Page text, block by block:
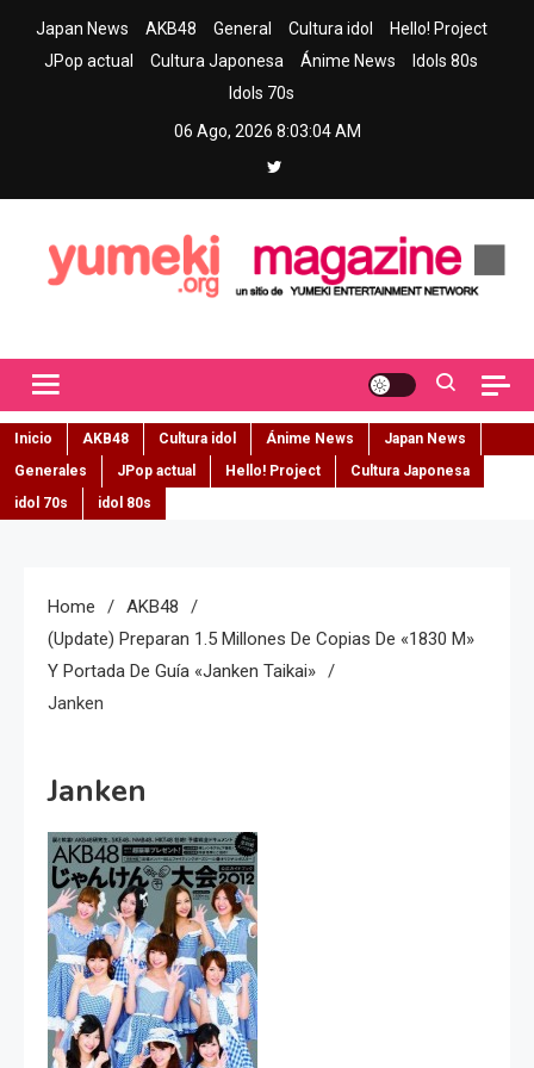
Japan News AKB48 General Cultura idol
Hello! Project
JPop actual
Cultura Japonesa Ánime News
Idols 80s
Idols 70s
06 Ago, 2026 8:03:05 AM
Inicio AKB48 Cultura idol Ánime News
Japan News
Generales
JPop actual Hello! Project
Cultura Japonesa
idol 70s
idol 80s
Home
AKB48
(Update) Preparan 1.5 Millones De Copias De «1830 M»
Y Portada De Guía «Janken Taikai»
Janken
Janken